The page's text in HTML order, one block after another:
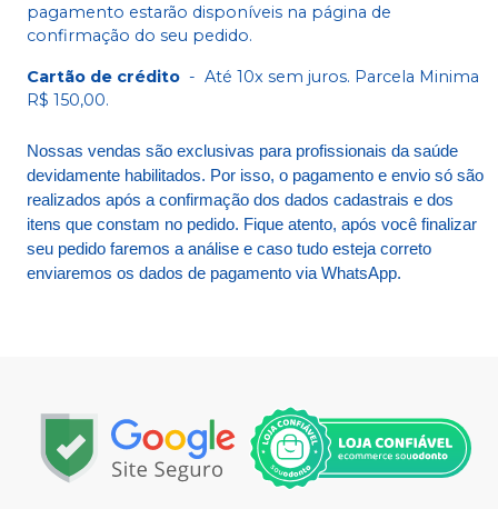
pagamento estarão disponíveis na página de
confirmação do seu pedido.
Cartão de crédito - Até 10x sem juros. Parcela Minima
R$ 150,00.
Nossas vendas são exclusivas para profissionais da saúde
devidamente habilitados. Por isso, o pagamento e envio só são
realizados após a confirmação dos dados cadastrais e dos
itens que constam no pedido. Fique atento, após você finalizar
seu pedido faremos a análise e caso tudo esteja correto
enviaremos os dados de pagamento via WhatsApp.